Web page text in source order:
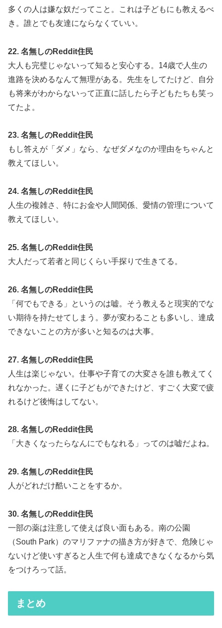
多くの人は嫌な奴だってこと。これは子どもにも教えるべ
き。誰とでも友達にならなくていい。
22. 名無しのReddit住民
大人も完璧じゃないって知ると安心する。14歳で人生の
進路を決めるなんて無理がある。先生をしてたけど、自分
も将来がわからないって正直に話したら子どもたちも笑っ
てたよ。
23. 名無しのReddit住民
もし答えが「ダメ」なら、なぜダメなのか理由をちゃんと
教えてほしい。
24. 名無しのReddit住民
人生の複雑さ、特にお金や人間関係、愛情の管理について
教えてほしい。
25. 名無しのReddit住民
大人だって若者と同じくらい手探りで生きてる。
26. 名無しのReddit住民
「何でもできる」というのは嘘。そう教えると現実的でな
い期待を持たせてしまう。夢が変わることも多いし、達成
できないことの方が多いと知るのは大事。
27. 名無しのReddit住民
人生は楽じゃない。仕事や子育ての大変さを誰も教えてく
れなかった。遅くに子どもができたけど、すごく大変で疲
れるけど後悔はしてない。
28. 名無しのReddit住民
「大きくなったらなんにでもなれる」ってのは嘘だよね。
29. 名無しのReddit住民
人がどれだけ酷いことをするか。
30. 名無しのReddit住民
一部の薬は注意して使えば良い面もある。南の公園
（South Park）のマリファナの描き方が好きで、危険じゃ
ないけど使いすぎると人生で何も達成できなくなるから気
をつけろって話。
まとめ